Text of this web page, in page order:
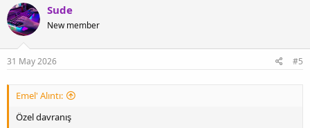
Sude
New member
31 May 2026 #5
Emel' Alıntı:
Özel davranış